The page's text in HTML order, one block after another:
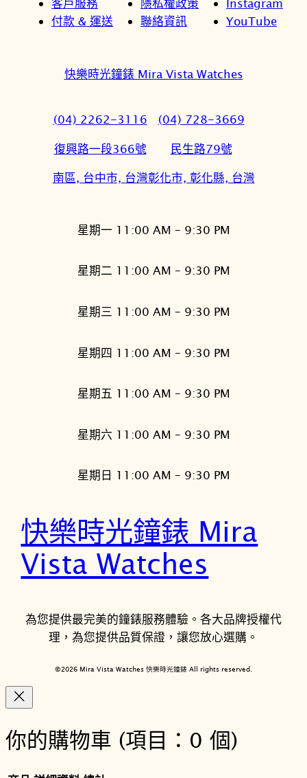
付款 & 運送
聯絡資訊
YouTube
快樂時光鐘錶 Mira Vista Watches
(04) 2262-3116
復興路一段366號
南區, 台中市, 台灣
(04) 728-3669
民生路79號
彰化市, 彰化縣, 台灣
星期一 11:00 AM – 9:30 PM
星期二 11:00 AM – 9:30 PM
星期三 11:00 AM – 9:30 PM
星期四 11:00 AM – 9:30 PM
星期五 11:00 AM – 9:30 PM
星期六 11:00 AM – 9:30 PM
星期日 11:00 AM – 9:30 PM
快樂時光鐘錶 Mira
Vista Watches
為您提供最完美的鐘錶服務體驗。各大品牌授權代
理，為您提供品質保證，讓您放心選購。
©2026 Mira Vista Watches 快樂時光鐘錶 All rights reserved.
你的購物車 (項目：0 個)